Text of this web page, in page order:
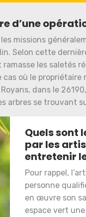
d’une
missions
Selon cette
ramasse les saletés
où le propriétaire
dans le
arbres se trouvant
Quels sont
par les
entretenir
Pour rappel,
personne
en œuvre son
espace vert